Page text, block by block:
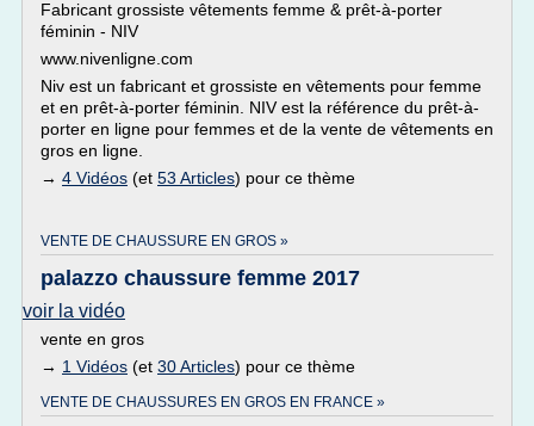
Fabricant grossiste vêtements femme & prêt-à-porter
féminin - NIV
www.nivenligne.com
Niv est un fabricant et grossiste en vêtements pour femme
et en prêt-à-porter féminin. NIV est la référence du prêt-à-
porter en ligne pour femmes et de la vente de vêtements en
gros en ligne.
→ 4 Vidéos (et 53 Articles) pour ce thème
VENTE DE CHAUSSURE EN GROS »
palazzo chaussure femme 2017
voir la vidéo
vente en gros
→ 1 Vidéos (et 30 Articles) pour ce thème
VENTE DE CHAUSSURES EN GROS EN FRANCE »